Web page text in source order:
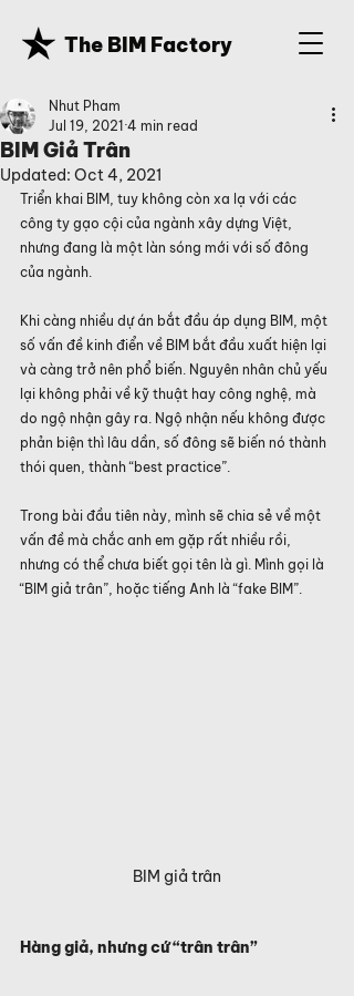
The BIM Factory
BIM Giả Trân
Nhut Pham
Jul 19, 2021 4 min read
Updated: Oct 4, 2021
Triển khai BIM, tuy không còn xa lạ với các
công ty gạo cội của ngành xây dựng Việt,
nhưng đang là một làn sóng mới với số đông
của ngành.
Khi càng nhiều dự án bắt đầu áp dụng BIM, một
số vấn đề kinh điển về BIM bắt đầu xuất hiện lại
và càng trở nên phổ biến. Nguyên nhân chủ yếu
lại không phải về kỹ thuật hay công nghệ, mà
do ngộ nhận gây ra. Ngộ nhận nếu không được
phản biện thì lâu dần, số đông sẽ biến nó thành
thói quen, thành “best practice”.
Trong bài đầu tiên này, mình sẽ chia sẻ về một
vấn đề mà chắc anh em gặp rất nhiều rồi,
nhưng có thể chưa biết gọi tên là gì. Mình gọi là
“BIM giả trân”, hoặc tiếng Anh là “fake BIM”.
BIM giả trân
Hàng giả, nhưng cứ “trân trân”